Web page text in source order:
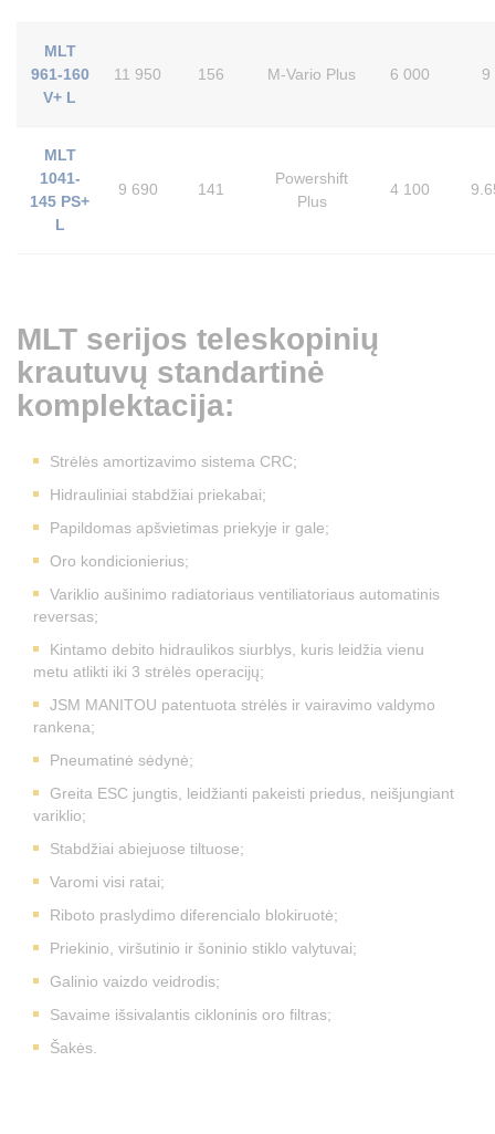
MLT
961-160
V+ L
11 950 156 M-Vario Plus 6 000 9
MLT
1041-
145 PS+
L
9 690 141
Powershift
Plus
4 100
MLT serijos teleskopinių
krautuvų standartinė
komplektacija:
Strėlės amortizavimo sistema CRC;
Hidrauliniai stabdžiai priekabai;
Papildomas apšvietimas priekyje ir gale;
Oro kondicionierius;
Variklio aušinimo radiatoriaus ventiliatoriaus automatinis
reversas;
Kintamo debito hidraulikos siurblys, kuris leidžia vienu
metu atlikti iki 3 strėlės operacijų;
JSM MANITOU patentuota strėlės ir vairavimo valdymo
rankena;
Pneumatinė sėdynė;
Greita ESC jungtis, leidžianti pakeisti priedus, neišjungiant
variklio;
Stabdžiai abiejuose tiltuose;
Varomi visi ratai;
Riboto praslydimo diferencialo blokiruotė;
Priekinio, viršutinio ir šoninio stiklo valytuvai;
Galinio vaizdo veidrodis;
Savaime išsivalantis cikloninis oro filtras;
Šakės.